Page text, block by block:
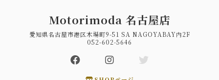
Motorimoda 名古屋店
愛知県名古屋市港区木場町9-51 SA NAGOYABAY内2F
052-602-5646